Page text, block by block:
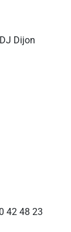
Dijon
42 48 23